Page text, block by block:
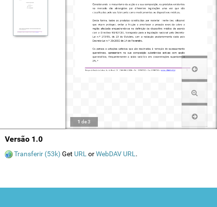
1 de3
Versão 1.0
Transferir (53k) Get URL orWebDAV URL .